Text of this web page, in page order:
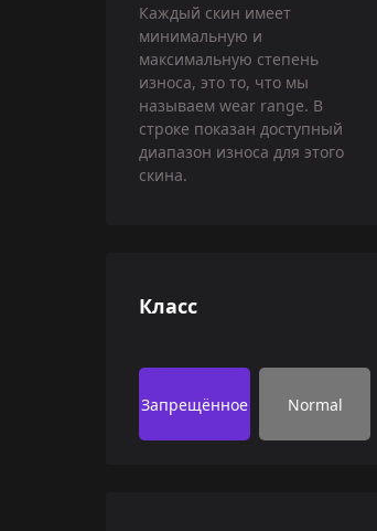
Каждый скин имеет
минимальную и
максимальную степень
износа, это то, что мы
называем wear range. В
строке показан доступный
диапазон износа для этого
скина.
Класс
Запрещённое Normal